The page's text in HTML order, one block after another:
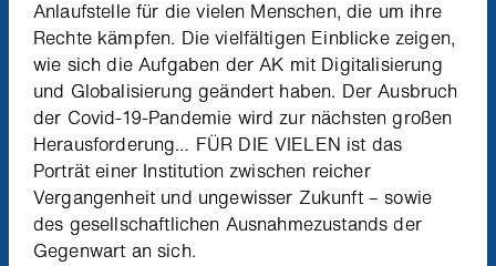
Anlaufstelle für die vielen Menschen, die um ihre
Rechte kämpfen. Die vielfältigen Einblicke zeigen,
wie sich die Aufgaben der AK mit Digitalisierung
und Globalisierung geändert haben. Der Ausbruch
der Covid-19-Pandemie wird zur nächsten großen
Herausforderung… FÜR DIE VIELEN ist das
Porträt einer Institution zwischen reicher
Vergangenheit und ungewisser Zukunft – sowie
des gesellschaftlichen Ausnahmezustands der
Gegenwart an sich.